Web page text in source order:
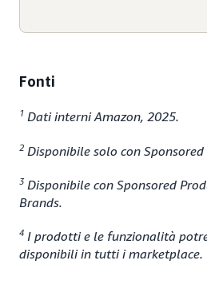
Fonti
1 Dati interni Amazon, 2025.
2 Disponibile solo con Sponsored
3 Disponibile con Sponsored
Brands.
4 I prodotti e le funzionalità
disponibili in tutti i marketplace.